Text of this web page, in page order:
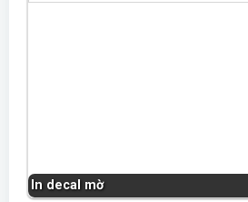
In decal mờ